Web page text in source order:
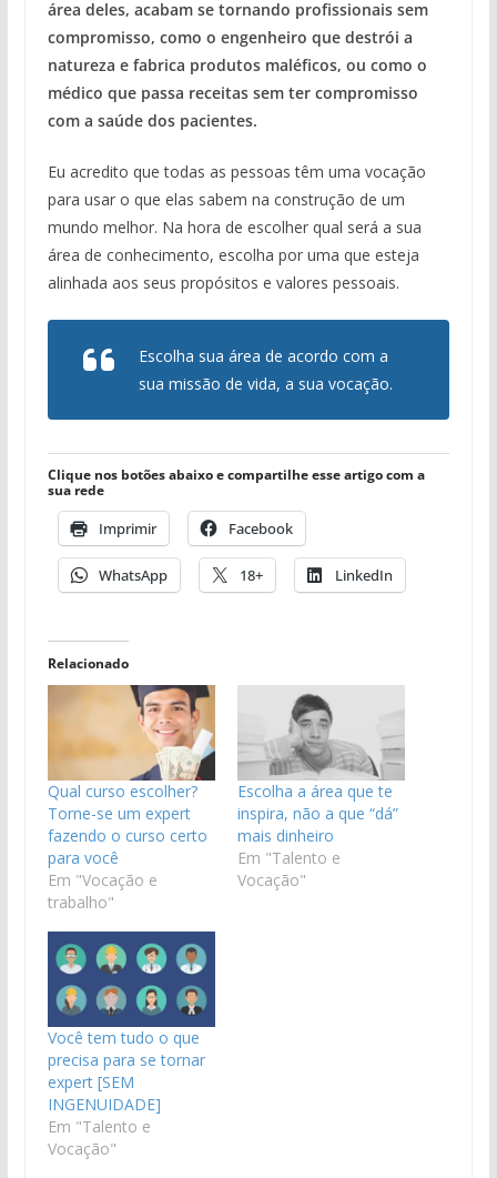
área deles, acabam se tornando profissionais sem
compromisso, como o engenheiro que destrói a
natureza e fabrica produtos maléficos, ou como o
médico que passa receitas sem ter compromisso
com a saúde dos pacientes.
Eu acredito que todas as pessoas têm uma vocação
para usar o que elas sabem na construção de um
mundo melhor. Na hora de escolher qual será a sua
área de conhecimento, escolha por uma que esteja
alinhada aos seus propósitos e valores pessoais.
Escolha sua área de acordo com a
sua missão de vida, a sua vocação.
Clique nos botões abaixo e compartilhe esse artigo com a
sua rede
Imprimir Facebook
WhatsApp 18+ LinkedIn
Relacionado
Qual curso escolher?
Torne-se um expert
fazendo o curso certo
para você
Em "Vocação e
trabalho"
Escolha a área que te
inspira, não a que “dá”
mais dinheiro
Em "Talento e
Vocação"
Você tem tudo o que
precisa para se tornar
expert [SEM
INGENUIDADE]
Em "Talento e
Vocação"